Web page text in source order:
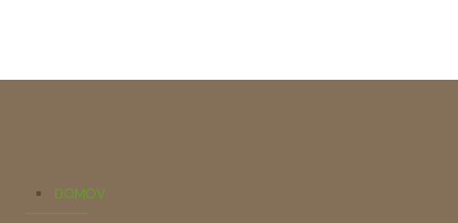
DOMOV